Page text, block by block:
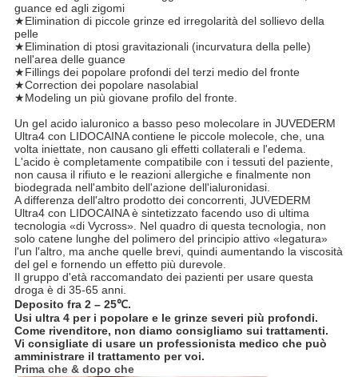
guance ed agli zigomi
★Elimination di piccole grinze ed irregolarità del sollievo della
pelle
★Elimination di ptosi gravitazionali (incurvatura della pelle)
nell'area delle guance
★Fillings dei popolare profondi del terzi medio del fronte
★Correction dei popolare nasolabial
★Modeling un più giovane profilo del fronte.
Un gel acido ialuronico a basso peso molecolare in JUVEDERM
Ultra4 con LIDOCAINA contiene le piccole molecole, che, una
volta iniettate, non causano gli effetti collaterali e l'edema.
L'acido è completamente compatibile con i tessuti del paziente,
non causa il rifiuto e le reazioni allergiche e finalmente non
biodegrada nell'ambito dell'azione dell'ialuronidasi.
A differenza dell'altro prodotto dei concorrenti, JUVEDERM
Ultra4 con LIDOCAINA è sintetizzato facendo uso di ultima
tecnologia «di Vycross». Nel quadro di questa tecnologia, non
solo catene lunghe del polimero del principio attivo «legatura»
l'un l'altro, ma anche quelle brevi, quindi aumentando la viscosità
del gel e fornendo un effetto più durevole.
Il gruppo d'età raccomandato dei pazienti per usare questa
droga è di 35-65 anni.
Deposito fra 2 – 25℃.
Usi ultra 4 per i popolare e le grinze severi più profondi.
Come rivenditore, non diamo consigliamo sui trattamenti.
Vi consigliate di usare un professionista medico che può
amministrare il trattamento per voi.
Prima che & dopo che